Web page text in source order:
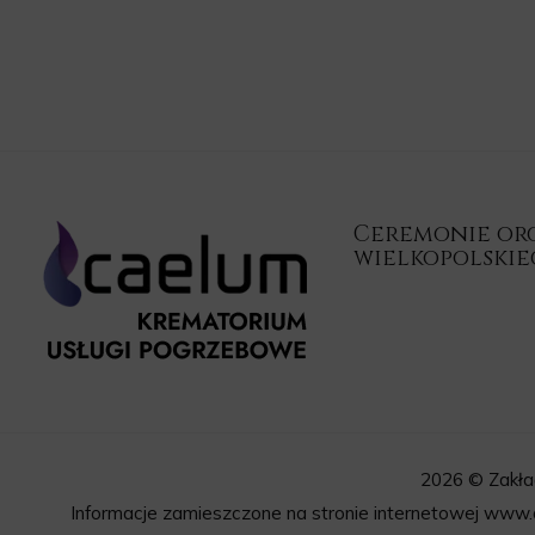
Ceremonie
2026 ©
Informacje zamieszczone na stronie internetowej